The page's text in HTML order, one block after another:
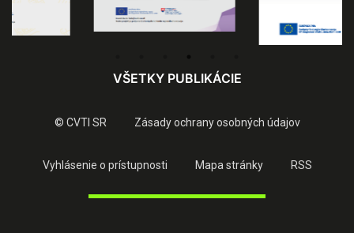
VŠETKY PUBLIKÁCIE
© CVTI SR Zásady ochrany osobných údajov
Vyhlásenie o prístupnosti Mapa stránky RSS